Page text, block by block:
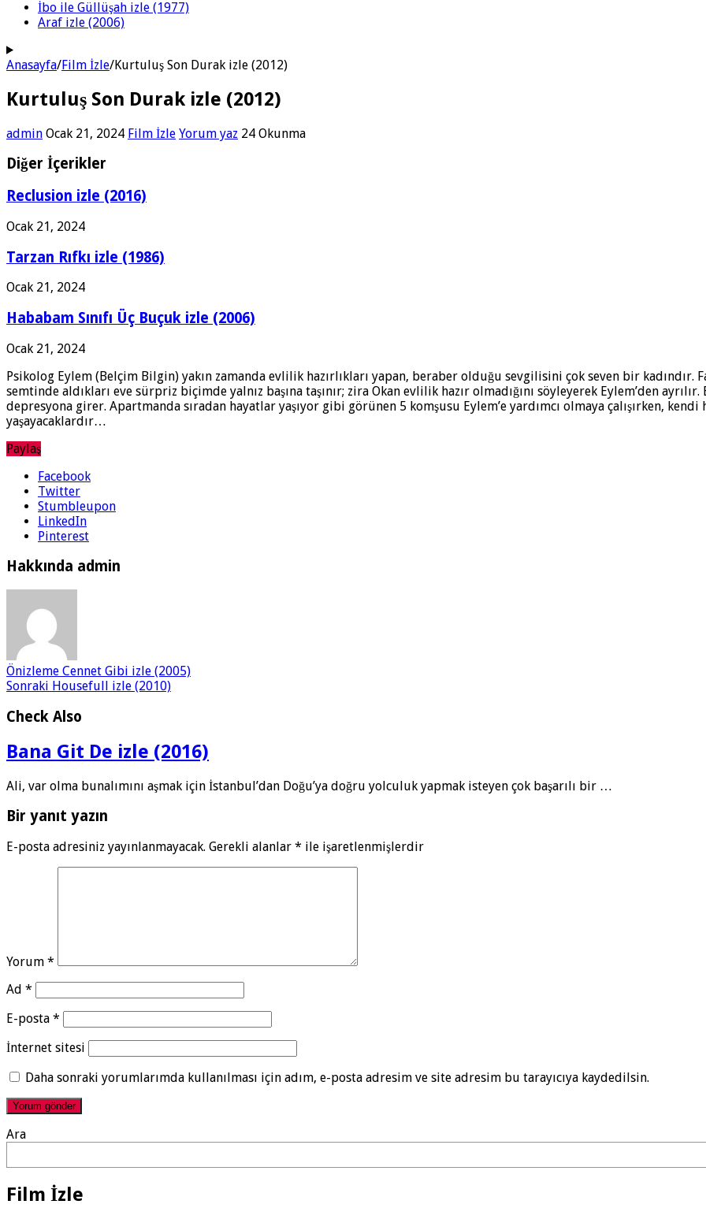
İbo ile Güllüşah izle (1977)
Araf izle (2006)
Anasayfa/Film İzle/Kurtuluş Son Durak izle (2012)
Kurtuluş Son Durak izle (2012)
admin Ocak 21, 2024 Film İzle Yorum yaz 24 Okunma
Diğer İçerikler
Reclusion izle (2016)
Ocak 21, 2024
Tarzan Rıfkı izle (1986)
Ocak 21, 2024
Hababam Sınıfı Üç Buçuk izle (2006)
Ocak 21, 2024
Psikolog Eylem (Belçim Bilgin) yakın zamanda evlilik hazırlıkları yapan, beraber olduğu sevgilisini çok seven bir kadındır.
semtinde aldıkları eve sürpriz biçimde yalnız başına taşınır; zira Okan evlilik hazır olmadığını söyleyerek Eylem’den ayrılır.
depresyona girer. Apartmanda sıradan hayatlar yaşıyor gibi görünen 5 komşusu Eylem’e yardımcı olmaya çalışırken, kendi
yaşayacaklardır…
Paylaş
Facebook
Twitter
Stumbleupon
LinkedIn
Pinterest
Hakkında admin
Önizleme Cennet Gibi izle (2005)
Sonraki Housefull izle (2010)
Check Also
Bana Git De izle (2016)
Ali, var olma bunalımını aşmak için İstanbul’dan Doğu’ya doğru yolculuk yapmak isteyen çok başarılı bir …
Bir yanıt yazın
E-posta adresiniz yayınlanmayacak. Gerekli alanlar * ile işaretlenmişlerdir
Yorum *
Ad *
E-posta *
İnternet sitesi
Daha sonraki yorumlarımda kullanılması için adım, e-posta adresim ve site adresim bu tarayıcıya kaydedilsin.
Ara
Film İzle